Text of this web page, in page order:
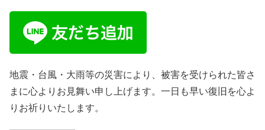
地震・台風・大雨等の災害により、被害を受けられた皆さ
まに心よりお見舞い申し上げます。一日も早い復旧を心よ
りお祈りいたします。